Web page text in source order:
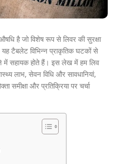
है जो विशेष रूप से लिवर की सुरक्षा
टैबलेट विभिन्न प्राकृतिक घटकों से
में सहायक होते हैं। इस लेख में हम लिव
लाभ, सेवन विधि और सावधानियां,
समीक्षा और प्रतिक्रिया पर चर्चा